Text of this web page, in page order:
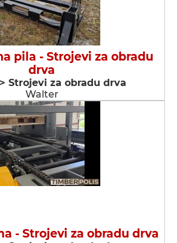
pila - Strojevi za obradu
drva
Strojevi za obradu drva
Walter
- Strojevi za obradu drva